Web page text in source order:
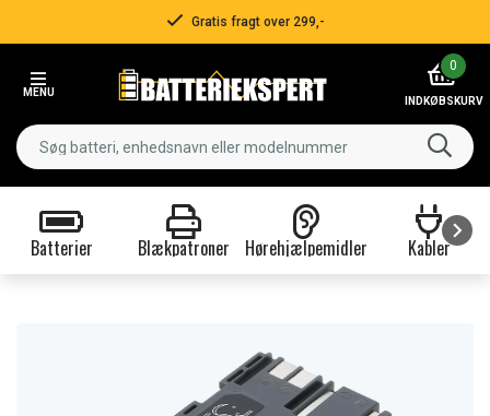
Gratis fragt over 299,-
MENU
0
INDKØBSKURV
Batterier Blækpatroner Hørehjælpemidler Kabler